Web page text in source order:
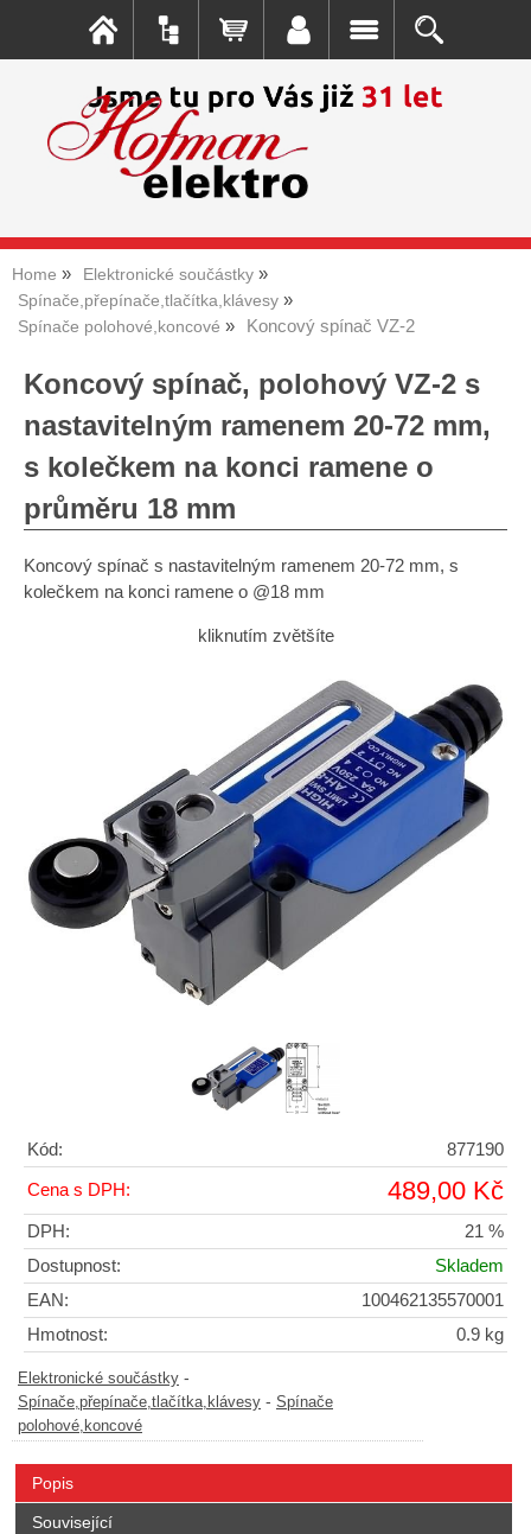
Home
Elektronické součástky
Spínače,přepínače,tlačítka,klávesy
Spínače polohové,koncové
Koncový spínač VZ-2
Koncový spínač, polohový VZ-2 s
nastavitelným ramenem 20-72 mm,
s kolečkem na konci ramene o
průměru 18 mm
Koncový spínač s nastavitelným ramenem 20-72 mm, s
kolečkem na konci ramene o @18 mm
kliknutím zvětšíte
Kód: 877190
Cena s DPH: 489,00 Kč
DPH:
21 %
Dostupnost:
Skladem
EAN:
100462135570001
Hmotnost:
0.9 kg
Elektronické součástky -
Spínače,přepínače,tlačítka,klávesy - Spínače
polohové,koncové
Popis
Související